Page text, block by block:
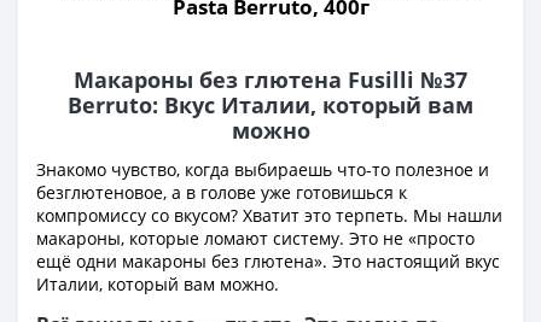
Pasta Berruto, 400г
Макароны без глютена Fusilli №37
Berruto: Вкус Италии, который вам
можно
Знакомо чувство, когда выбираешь что-то полезное и
безглютеновое, а в голове уже готовишься к
компромиссу со вкусом? Хватит это терпеть. Мы нашли
макароны, которые ломают систему. Это не «просто
ещё одни макароны без глютена». Это настоящий вкус
Италии, который вам можно.